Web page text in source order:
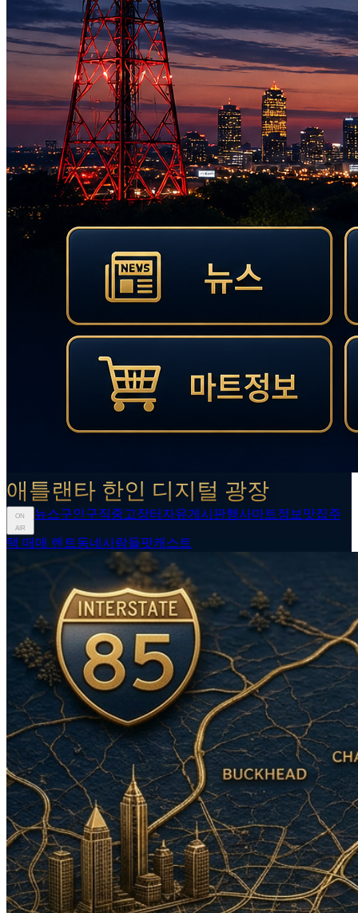
애틀랜타 한인 디지털 광장
ON
AIR
뉴스구인구직중고장터 자유게시판행사마트정보 맛집주
택 매매 렌트동네사람들팟캐스트